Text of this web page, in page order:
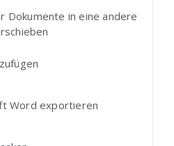
Dokumente in eine andere
Word exportieren